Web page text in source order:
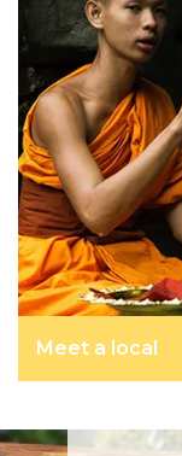
Meet a local